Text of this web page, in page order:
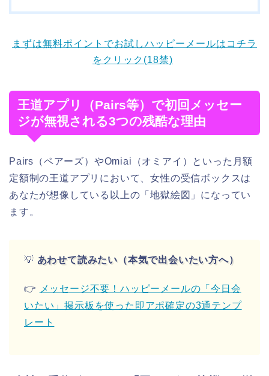
まずは無料ポイントでお試しハッピーメールはコチラ
をクリック(18禁)
王道アプリ（Pairs等）で初回メッセー
ジが無視される3つの残酷な理由
Pairs（ペアーズ）やOmiai（オミアイ）といった月額
定額制の王道アプリにおいて、女性の受信ボックスは
あなたが想像している以上の「地獄絵図」になってい
ます。
💡 あわせて読みたい（本気で出会いたい方へ）
👉
メッセージ不要！ハッピーメールの「今日会
いたい」掲示板を使った即アポ確定の3通テンプ
レート